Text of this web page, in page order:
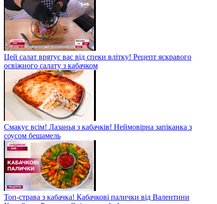
Цей салат врятує вас від спеки влітку! Рецепт яскравого
освіжного салату з кабачком
Смакує всім! Лазанья з кабачків! Неймовірна запіканка з
соусом бешамель
Топ-страва з кабачка! Кабачкові палички від Валентини